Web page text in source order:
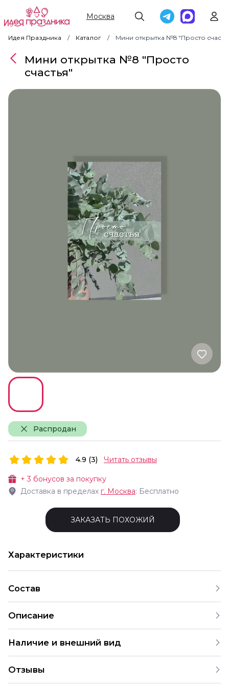
Москва
Идея Праздника Каталог Мини открытка №8 "Просто
Распродан
Мини открытка №8 "Просто
счастья"
+3 бонусов за покупку
Доставка в пределах г. Москва: Бесплатно
4.9 (3) Читать отзывы
ЗАКАЗАТЬ ПОХОЖИЙ
Характеристики
Состав
Описание
Наличие и внешний вид
желаете собрать подобный букет на свой бюджет,
обратитесь к нашим менеджерам по телефону.
Отзывы